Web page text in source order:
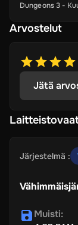
Dungeons 3 -
Arvostelut
Jätä
Järjestelmä :
Muisti: